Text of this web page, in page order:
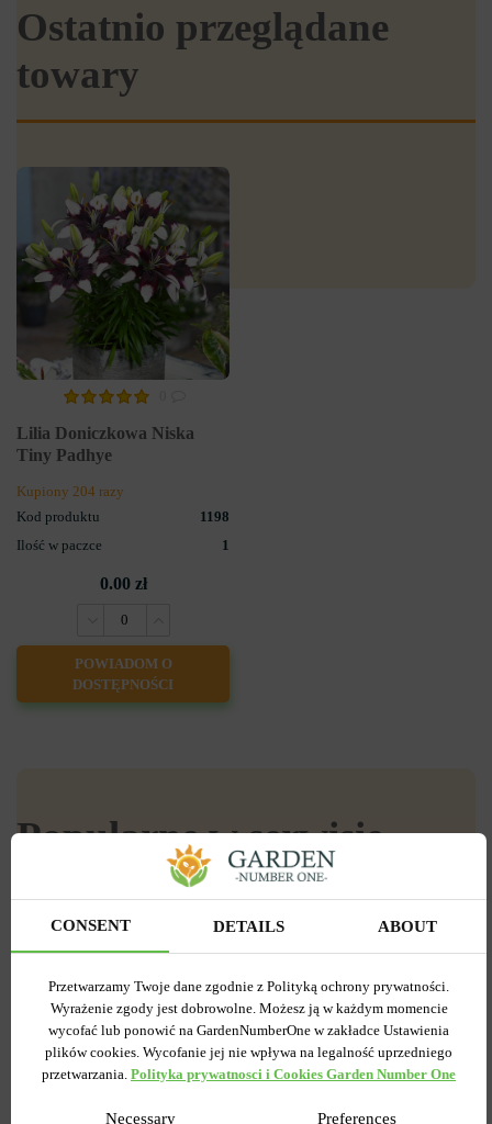
Ostatnio przeglądane
towary
Lilia Doniczkowa Niska
Tiny Padhye
Kupiony 204 razy
Kod produktu
1198
Ilość w paczce
1
0.00 zł
POWIADOM O
DOSTĘPNOŚCI
Popularne w serwisie
CONSENT DETAILS ABOUT
Przetwarzamy Twoje dane zgodnie z Polityką ochrony prywatności.
Wyrażenie zgody jest dobrowolne. Możesz ją w każdym momencie
wycofać lub ponowić na GardenNumberOne w zakładce Ustawienia
plików cookies. Wycofanie jej nie wpływa na legalność uprzedniego
przetwarzania. Polityka prywatnosci i Cookies Garden Number One
Necessary Preferences